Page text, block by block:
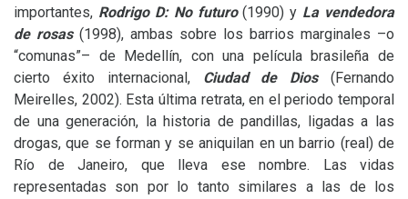
importantes, Rodrigo D: No futuro (1990) y La vendedora
de rosas(1998), ambas sobre los barrios marginales –o
“comunas”– de Medellín, con una película brasileña de
cierto éxito internacional, Ciudad de Dios(Fernando
Meirelles, 2002). Esta última retrata, en el periodo temporal
de una generación, la historia de pandillas, ligadas a las
drogas, que se forman y se aniquilan en un barrio (real) de
Río de Janeiro, que lleva ese nombre. Las vidas
representadas son por lo tanto similares a las de los